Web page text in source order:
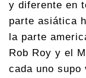
y diferente en
parte asiática
la parte
Rob Roy y el
cada uno supo